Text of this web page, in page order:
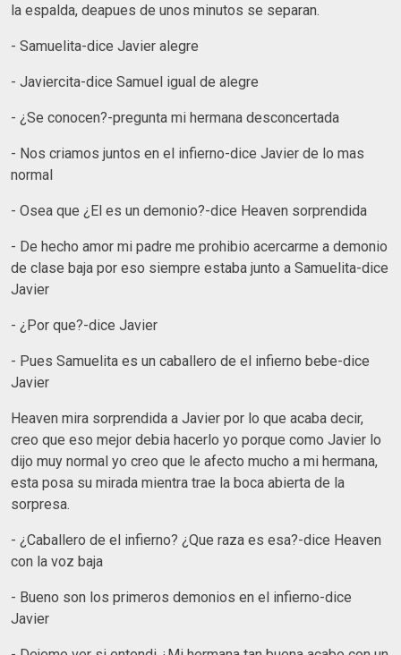
la espalda, deapues de unos minutos se separan.
- Samuelita-dice Javier alegre
- Javiercita-dice Samuel igual de alegre
- ¿Se conocen?-pregunta mi hermana desconcertada
- Nos criamos juntos en el infierno-dice Javier de lo mas
normal
- Osea que ¿El es un demonio?-dice Heaven sorprendida
- De hecho amor mi padre me prohibio acercarme a demonio
de clase baja por eso siempre estaba junto a Samuelita-dice
Javier
- ¿Por que?-dice Javier
- Pues Samuelita es un caballero de el infierno bebe-dice
Javier
Heaven mira sorprendida a Javier por lo que acaba decir,
creo que eso mejor debia hacerlo yo porque como Javier lo
dijo muy normal yo creo que le afecto mucho a mi hermana,
esta posa su mirada mientra trae la boca abierta de la
sorpresa.
- ¿Caballero de el infierno? ¿Que raza es esa?-dice Heaven
con la voz baja
- Bueno son los primeros demonios en el infierno-dice
Javier